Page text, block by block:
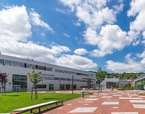
FORSCHUNG UND TRANSFER
ALUMNI
HOCHSCHULE
INTERNATIONAL
BESCHÄFTIGTE
Blogs Kontakt und Anfahrt